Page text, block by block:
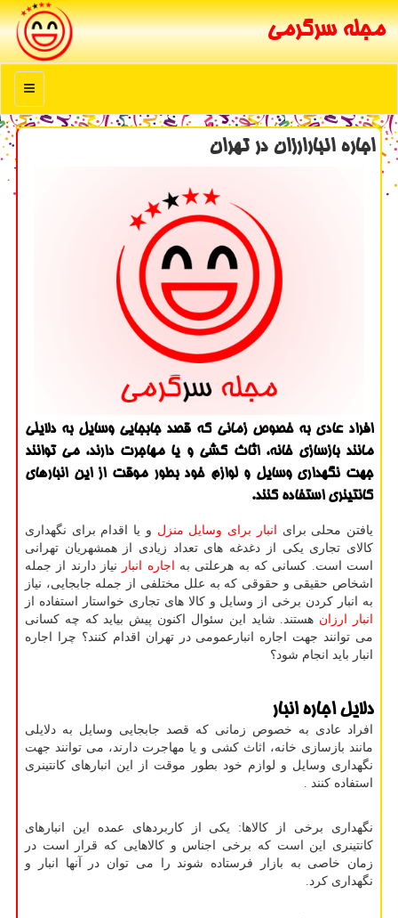
مجله سرگرمی
منو
اجاره انبارارزان در تهران
افراد عادی به خصوص زمانی كه قصد جابجایی وسایل به دلایلی
مانند بازسازی خانه، اثاث كشی و یا مهاجرت دارند، می توانند
جهت نگهداری وسایل و لوازم خود بطور موقت از این انبارهای
كانتینری استفاده كنند.
یافتن محلی برای انبار برای وسایل منزل و یا اقدام برای نگهداری
کالای تجاری یکی از دغدغه های تعداد زیادی از همشهریان تهرانی
است است. کسانی که به هرعلتی به
اجاره انبار
نیاز دارند از جمله
اشخاص حقیقی و حقوقی که به علل مختلفی از جمله جابجایی، نیاز
به انبار کردن برخی از وسایل و کالا های تجاری خواستار استفاده از
انبار ارزان هستند. شاید این سئوال اکنون پیش بیاید که چه کسانی
می توانند جهت اجاره انبارعمومی در تهران اقدام کنند؟ چرا اجاره
انبار باید انجام شود؟
دلایل اجاره انبار
افراد عادی به خصوص زمانی که قصد جابجایی وسایل به دلایلی
مانند بازسازی خانه، اثاث کشی و یا مهاجرت دارند، می توانند جهت
نگهداری وسایل و لوازم خود بطور موقت از این انبارهای کانتینری
استفاده کنند .
نگهداری برخی از کالاها: یکی از کاربردهای عمده این انبارهای
کانتینری این است که برخی اجناس و کالاهایی که قرار است در
زمان خاصی به بازار فرستاده شوند را می توان در آنها انبار و
نگهداری کرد.